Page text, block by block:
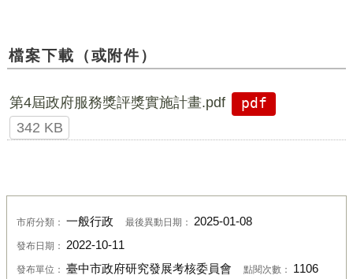
檔案下載（或附件）
第4屆政府服務獎評獎實施計畫.pdf
pdf
342 KB
市府分類： 一般行政 最後異動日期： 2025-01-08
發布日期： 2022-10-11
發布單位： 臺中市政府研究發展考核委員會 點閱次數： 1106